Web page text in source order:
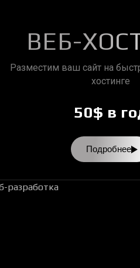
ВЕБ-
Разместим ваш сайт на
хостинге
50$ в
Подробнее